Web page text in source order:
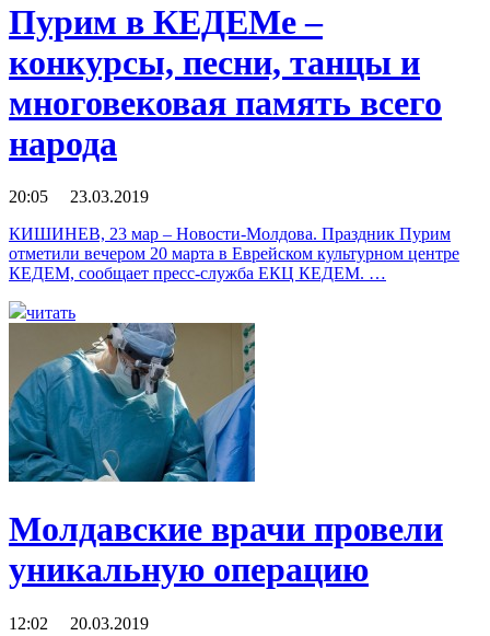
Пурим в КЕДЕМе –
конкурсы, песни, танцы и
многовековая память всего
народа
20:05 23.03.2019
КИШИНЕВ, 23 мар – Новости-Молдова. Праздник Пурим
отметили вечером 20 марта в Еврейском культурном центре
КЕДЕМ, сообщает пресс-служба ЕКЦ КЕДЕМ. …
читать
Молдавские врачи провели
уникальную операцию
12:02 20.03.2019